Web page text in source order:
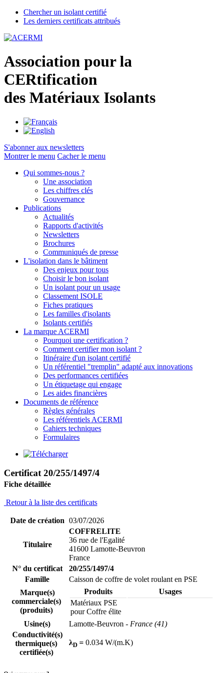
Chercher un isolant certifié
Les derniers certificats attribués
Association pour la
CERtification
des Matériaux Isolants
S'abonner aux newsletters
Montrer le menu Cacher le menu
Qui sommes-nous ?
Une association
Les chiffres clés
Gouvernance
Publications
Actualités
Rapports d'activités
Newsletters
Brochures
Communiqués de presse
L'isolation dans le bâtiment
Des enjeux pour tous
Choisir le bon isolant
Un isolant pour un usage
Classement ISOLE
Fiches pratiques
Les familles d'isolants
Isolants certifiés
La marque ACERMI
Pourquoi une certification ?
Comment certifier mon isolant ?
Itinéraire d'un isolant certifié
Un référentiel "tremplin" adapté aux innovations
Des performances certifiées
Un étiquetage qui engage
Les aides financières
Documents de référence
Règles générales
Les référentiels ACERMI
Cahiers techniques
Formulaires
Certificat 20/255/1497/4
Fiche détaillée
Retour à la liste des certificats
Date de création 03/07/2026
Titulaire
COFFRELITE
36 rue de l'Egalité
41600 Lamotte-Beuvron
France
N° du certificat
20/255/1497/4
Famille
Caisson de coffre de volet roulant en PSE
Marque(s)
commerciale(s)
(produits)
Produits
Usages
Matériaux PSE
pour Coffre élite
Usine(s)
Lamotte-Beuvron - France (41)
Conductivité(s)
thermique(s)
certifiée(s)
λD = 0.034 W/(m.K)